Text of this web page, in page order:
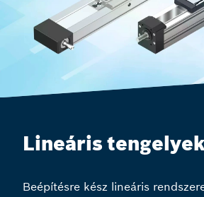
Lineáris
Beépítésre kész lineáris